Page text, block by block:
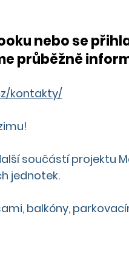
nebo se
průběžně
kontakty/
součástí projektu
jednotek.
balkóny,